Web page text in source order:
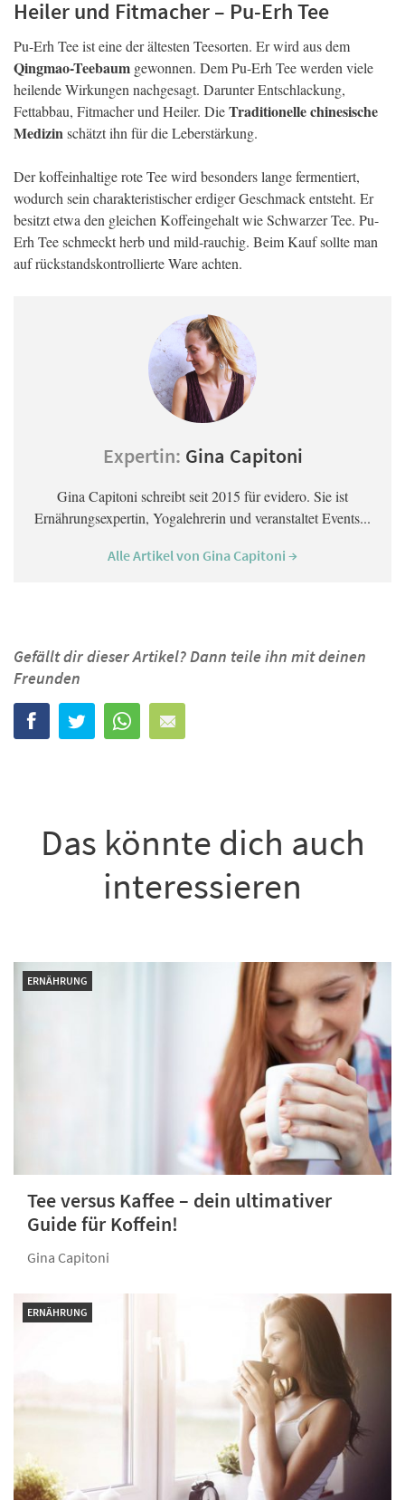
Heiler und Fitmacher – Pu-Erh Tee
Pu-Erh Tee ist eine der ältesten Teesorten. Er wird aus dem
Qingmao-Teebaum gewonnen. Dem Pu-Erh Tee werden viele
heilende Wirkungen nachgesagt. Darunter Entschlackung,
Fettabbau, Fitmacher und Heiler. DieTraditionelle chinesische
Medizinschätzt ihn für die Leberstärkung.
Der koffeinhaltige rote Tee wird besonders lange fermentiert,
wodurch sein charakteristischer erdiger Geschmack entsteht. Er
besitzt etwa den gleichen Koffeingehalt wie Schwarzer Tee. Pu-
Erh Tee schmeckt herb und mild-rauchig. Beim Kauf sollte man
auf rückstandskontrollierte Ware achten.
Expertin: Gina Capitoni
Gina Capitoni schreibt seit 2015 für evidero. Sie ist
Ernährungsexpertin, Yogalehrerin und veranstaltet Events...
Alle Artikel von Gina Capitoni →
Gefällt dir dieser Artikel? Dann teile ihn mit deinen
Freunden
Das könnte dich auch
interessieren
ERNÄHRUNG
Tee versus Kaffee – dein ultimativer
Guide für Koffein!
Gina Capitoni
ERNÄHRUNG